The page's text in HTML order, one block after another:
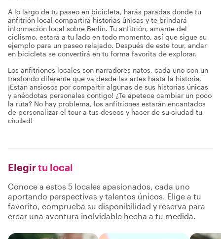
A lo largo de tu paseo en bicicleta, harás paradas donde tu
anfitrión local compartirá historias únicas y te brindará
información local sobre Berlín. Tu anfitrión, amante del
ciclismo, estará a tu lado en todo momento, así que sigue su
ejemplo para un paseo relajado. Después de este tour, andar
en bicicleta se convertirá en tu forma favorita de explorar.
Los anfitriones locales son narradores natos, cada uno con un
trasfondo diferente que va desde las artes hasta la historia.
¡Están ansiosos por compartir algunas de sus historias únicas
y anécdotas personales contigo! ¿Te apetece cambiar un poco
la ruta? No hay problema, los anfitriones estarán encantados
de personalizar el tour a tus deseos y hacer de su ciudad tu
ciudad!
Elegirtu local
Conoce a estos 5 locales apasionados, cada uno
aportando perspectivas y talentos únicos. Elige a tu
favorito, comprueba su disponibilidad y reserva para
crear una aventura inolvidable hecha a tu medida.